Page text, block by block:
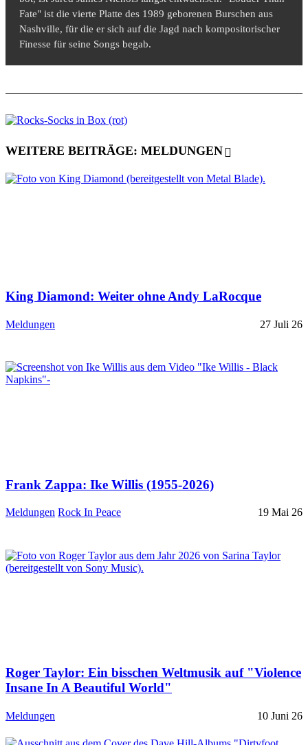
Fate" ist die vierte Platte des 1989 geborenen Burschen aus
Nashville, für die er sich auf die Jagd nach kompositorischer
Finesse für seine Songs begab.
WEITERE BEITRÄGE: MELDUNGEN
King Diamond: Weiter ohne Andy LaRocque
Meldungen 27 Juli 26
Frank Zappa: Ike Willis (1955-2026)
Meldungen Rock In Peace 19 Mai 26
Roger Taylor: Ein bisschen Weltmusik auf "Violence
Insane In A Beautiful World"
Meldungen 10 Juni 26